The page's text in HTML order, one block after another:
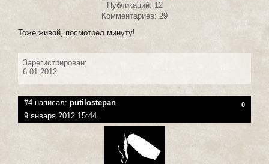
Публикаций: 12
Комментариев: 29
Тоже живой, посмотрел минуту!
Зарегистрирован:
6.01.2012
#4 написал: putilostepan 0
9 января 2012 15:44